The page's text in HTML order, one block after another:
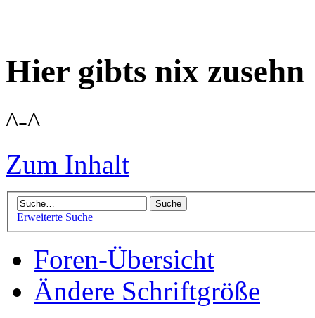
Hier gibts nix zusehn
^-^
Zum Inhalt
Erweiterte Suche
Foren-Übersicht
Ändere Schriftgröße